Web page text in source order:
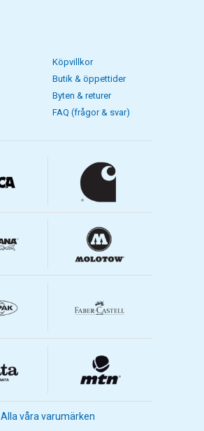
Köpvillkor
Butik & öppettider
Byten & returer
FAQ (frågor & svar)
Alla våra varumärken